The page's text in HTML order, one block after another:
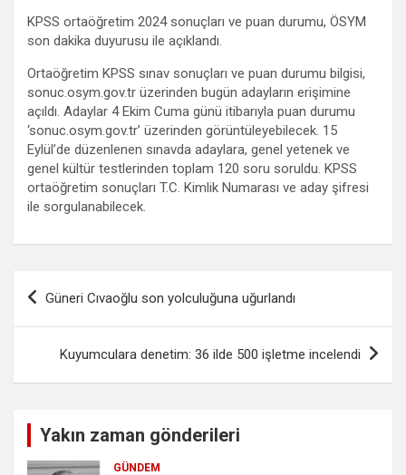
KPSS ortaöğretim 2024 sonuçları ve puan durumu, ÖSYM
son dakika duyurusu ile açıklandı.
Ortaöğretim KPSS sınav sonuçları ve puan durumu bilgisi,
sonuc.osym.gov.tr üzerinden bugün adayların erişimine
açıldı. Adaylar 4 Ekim Cuma günü itibarıyla puan durumu
‘sonuc.osym.gov.tr’ üzerinden görüntüleyebilecek. 15
Eylül’de düzenlenen sınavda adaylara, genel yetenek ve
genel kültür testlerinden toplam 120 soru soruldu. KPSS
ortaöğretim sonuçları T.C. Kimlik Numarası ve aday şifresi
ile sorgulanabilecek.
Yazı
Güneri Cıvaoğlu son yolculuğuna uğurlandı
Kuyumculara denetim: 36 ilde 500 işletme incelendi
Yakın zaman gönderileri
GÜNDEM